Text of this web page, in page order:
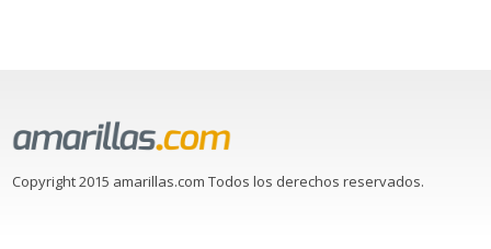
Copyright 2015 amarillas.com Todos los derechos reservados.